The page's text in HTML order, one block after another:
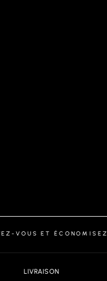
VOUS ET ÉCONOMISEZ
LIVRAISON